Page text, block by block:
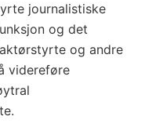
journalistiske
og det
og andre
videreføre